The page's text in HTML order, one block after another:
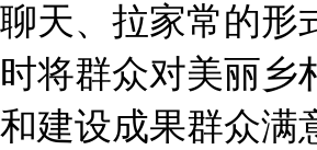
聊天、拉家常的形
时将群众对美丽乡
和建设成果群众满